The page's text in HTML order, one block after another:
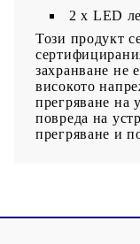
2 x LED
Този продукт
захранване не
високото
прегряване на
повреда на
прегряване и